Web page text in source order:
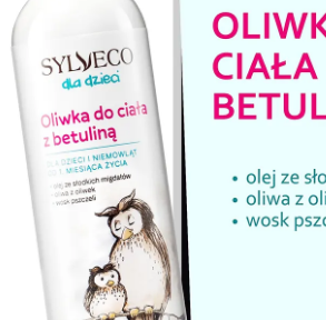
szampon i płyn do kąpieli,
łagodne formuły
sprawdzi się zarówno w
na prezent.